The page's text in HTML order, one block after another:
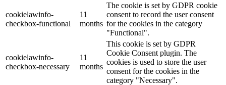
cookielawinfo-
checkbox-functional
11
months
The cookie is set by GDPR cookie
consent to record the user consent
for the cookies in the category
"Functional".
cookielawinfo-
checkbox-necessary
11
months
This cookie is set by GDPR
Cookie Consent plugin. The
cookies is used to store the user
consent for the cookies in the
category "Necessary".